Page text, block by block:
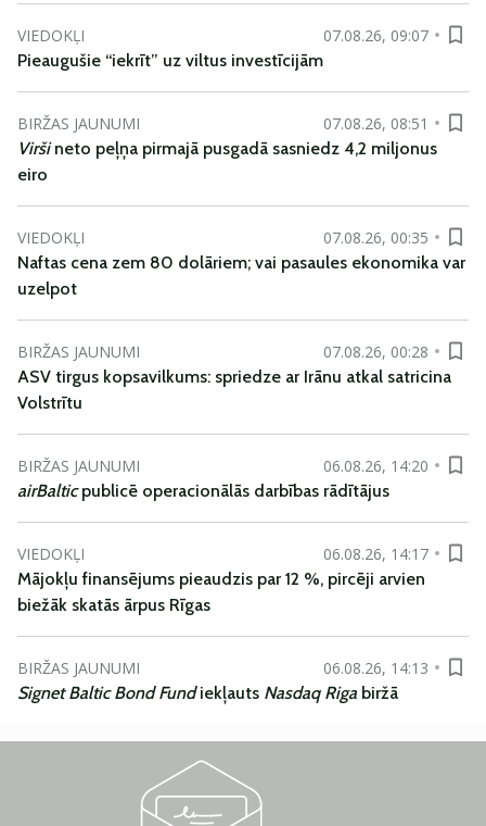
VIEDOKĻI
07.08.26, 09:07
Pieaugušie “iekrīt” uz viltus investīcijām
BIRŽAS JAUNUMI
07.08.26, 08:51
Viršineto peļņa pirmajā pusgadā sasniedz 4,2 miljonus
eiro
VIEDOKĻI
07.08.26, 00:35
Naftas cena zem 80 dolāriem; vai pasaules ekonomika var
uzelpot
BIRŽAS JAUNUMI
07.08.26, 00:28
ASV tirgus kopsavilkums: spriedze ar Irānu atkal satricina
Volstrītu
BIRŽAS JAUNUMI
06.08.26, 14:20
airBalticpublicē operacionālās darbības rādītājus
VIEDOKĻI
06.08.26, 14:17
Mājokļu finansējums pieaudzis par 12 %, pircēji arvien
biežāk skatās ārpus Rīgas
BIRŽAS JAUNUMI
06.08.26, 14:13
Signet Baltic Bond Fundiekļauts Nasdaq Riga biržā